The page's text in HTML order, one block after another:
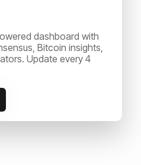
dashboard with
Bitcoin insights,
Update every 4
cryptobezit groeide
(3%) in 2018 naar 2.1
1 augustus 2023 –